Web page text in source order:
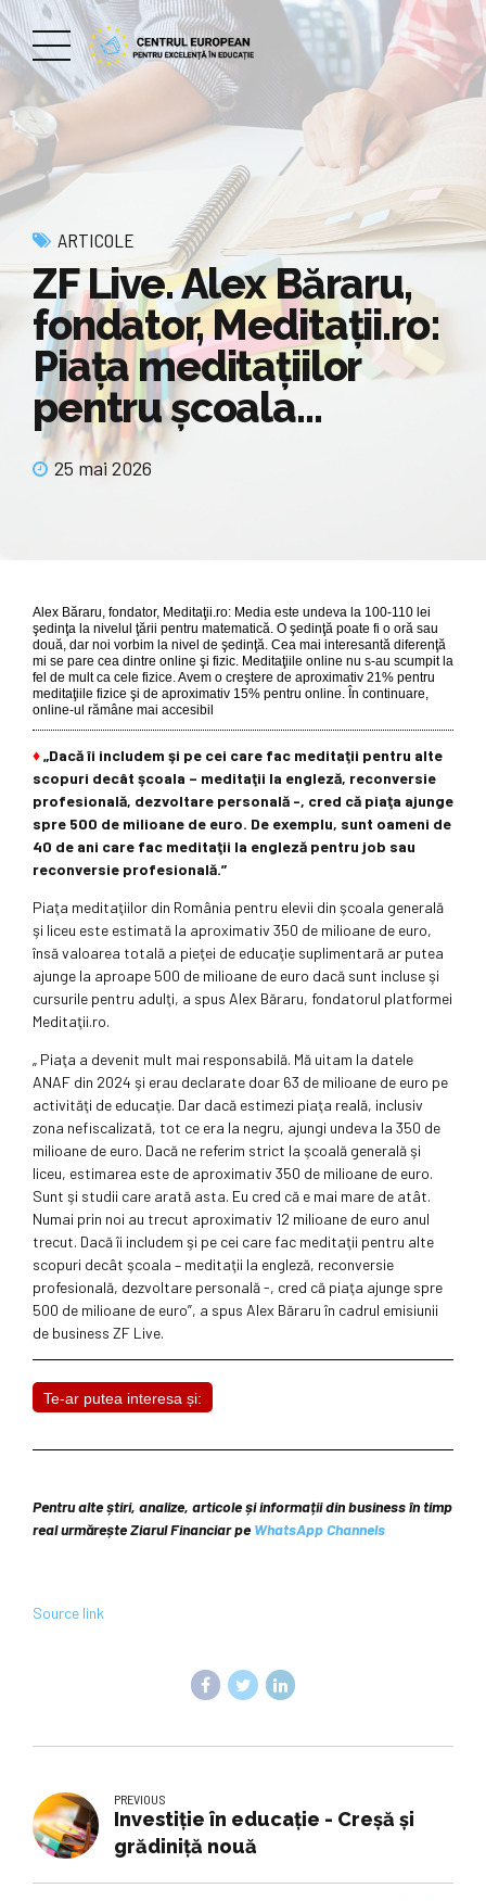
ARTICOLE
ZF Live. Alex Băraru,
fondator, Meditaţii.ro:
Piaţa meditaţiilor
pentru şcoala…
25 mai 2026
Alex Băraru, fondator, Meditaţii.ro: Media este undeva la 100-110 lei
şedinţa la nivelul ţării pentru matematică. O şedinţă poate fi o oră sau
două, dar noi vorbim la nivel de şedinţă. Cea mai interesantă diferenţă
mi se pare cea dintre online şi fizic. Meditaţiile online nu s-au scumpit la
fel de mult ca cele fizice. Avem o creştere de aproximativ 21% pentru
meditaţiile fizice şi de aproximativ 15% pentru online. În continuare,
online-ul rămâne mai accesibil
♦„Dacă îi includem şi pe cei care fac meditaţii pentru alte
scopuri decât şcoala – meditaţii la engleză, reconversie
profesională, dezvoltare personală -, cred că piaţa ajunge
spre 500 de milioane de euro. De exemplu, sunt oameni de
40 de ani care fac meditaţii la engleză pentru job sau
reconversie profesională.”
Piaţa meditaţiilor din România pentru elevii din şcoala generală
şi liceu este estimată la aproximativ 350 de milioane de euro,
însă valoarea totală a pieţei de educaţie suplimentară ar putea
ajunge la aproape 500 de milioane de euro dacă sunt incluse şi
cursurile pentru adulţi, a spus Alex Băraru, fondatorul platformei
Meditaţii.ro.
„ Piaţa a devenit mult mai responsabilă. Mă uitam la datele
ANAF din 2024 şi erau declarate doar 63 de milioane de euro pe
activităţi de educaţie. Dar dacă estimezi piaţa reală, inclusiv
zona nefiscalizată, tot ce era la negru, ajungi undeva la 350 de
milioane de euro. Dacă ne referim strict la şcoală generală şi
liceu, estimarea este de aproximativ 350 de milioane de euro.
Sunt şi studii care arată asta. Eu cred că e mai mare de atât.
Numai prin noi au trecut aproximativ 12 milioane de euro anul
trecut. Dacă îi includem şi pe cei care fac meditaţii pentru alte
scopuri decât şcoala – meditaţii la engleză, reconversie
profesională, dezvoltare personală -, cred că piaţa ajunge spre
500 de milioane de euro”, a spus Alex Băraru în cadrul emisiunii
de business ZF Live.
Te-ar putea interesa și:
Pentru alte știri, analize, articole și informații din business în timp
real urmărește Ziarul Financiar pe WhatsApp Channels
Source link
PREVIOUS
Investiție în educație - Creșă și
grădiniță nouă